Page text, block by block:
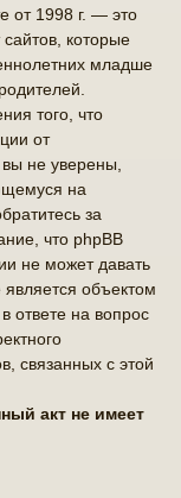
от 1998 г. — это
которые
младше
того, что
от
не уверены,
на
за
что phpBB
не может давать
объектом
ответе на вопрос
связанных с этой
акт не имеет